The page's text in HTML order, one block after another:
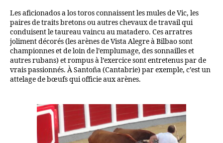
Les aficionados a los toros connaissent les mules de Vic, les
paires de traits bretons ou autres chevaux de travail qui
conduisent le taureau vaincu au matadero. Ces arratres
joliment décorés (les arènes de Vista Alegre à Bilbao sont
championnes et de loin de l’emplumage, des sonnailles et
autres rubans) et rompus à l’exercice sont entretenus par de
vrais passionnés. À Santoña (Cantabrie) par exemple, c’est un
attelage de bœufs qui officie aux arènes.